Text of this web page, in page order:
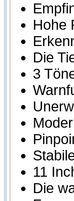
Hohe
Die
3
11
Die